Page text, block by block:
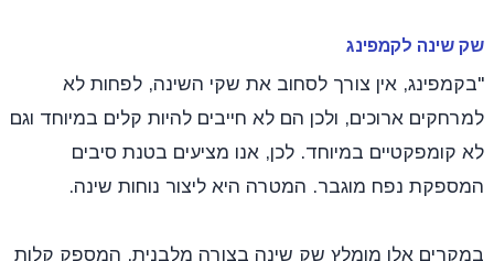
שק שינה לקמפינג
"בקמפינג, אין צורך לסחוב את שקי השינה, לפחות לא
למרחקים ארוכים, ולכן הם לא חייבים להיות קלים במיוחד וגם
לא קומפקטיים במיוחד. לכן, אנו מציעים בטנת סיבים
המספקת נפח מוגבר. המטרה היא ליצור נוחות שינה.
במקרים אלו מומלץ שק שינה בצורה מלבנית, המספק קלות